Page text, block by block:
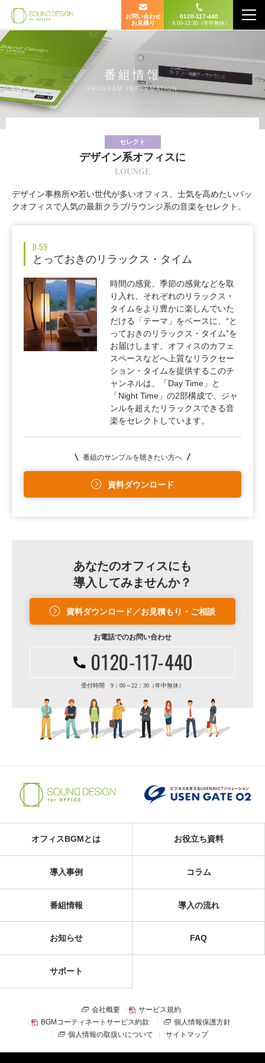
お問い合わせ
お見積り
0120-117-440
9:00-22:30（年中無休）
番組情報
PROGRAM INFORMATION
セレクト
デザイン系オフィスに
LOUNGE
デザイン事務所や若い世代が多いオフィス、士気を高めたいバッ
クオフィスで人気の最新クラブ/ラウンジ系の音楽をセレクト。
D-59
とっておきのリラックス・タイム
時間の感覚、季節の感覚などを取
り入れ、それぞれのリラックス・
タイムをより豊かに楽しんでいた
だける「テーマ」をベースに、“と
っておきのリラックス・タイム”を
お届けします。オフィスのカフェ
スペースなどへ上質なリラクセー
ション・タイムを提供するこのチ
ャンネルは、「Day Time」と
「Night Time」の2部構成で、ジャ
ンルを超えたリラックスできる音
楽をセレクトしています。
番組のサンプルを聴きたい方へ
資料ダウンロード
あなたのオフィスにも
導入してみませんか？
資料ダウンロード／お見積もり・ご相談
お電話でのお問い合わせ
受付時間 9：00～22：30（年中無休）
オフィスBGMとは お役立ち資料
導入事例 コラム
番組情報 導入の流れ
お知らせ FAQ
サポート
会社概要
サービス規約
BGMコーティネートサービス約款
個人情報保護方針
個人情報の取扱いについて
サイトマップ